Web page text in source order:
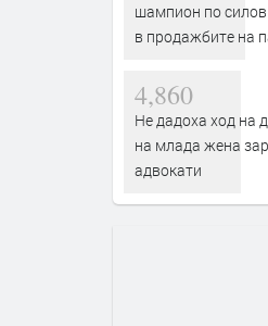
шампион по силов
в продажбите на
4,860
Не дадоха ход на
на млада жена
адвокати